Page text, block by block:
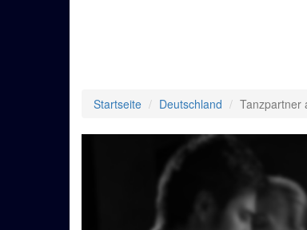
Startseite Deutschland Tanzpartner